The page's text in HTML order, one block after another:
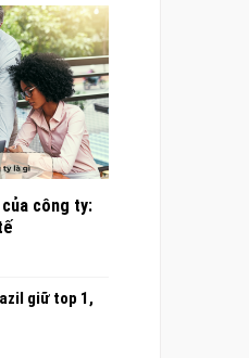
công ty:
giữ top 1,